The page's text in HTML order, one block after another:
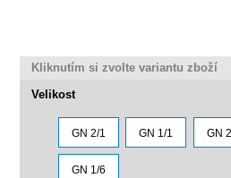
Kliknutím si zvolte variantu zboží
Velikost
GN 2/1 GN 1/1 GN
GN 1/6